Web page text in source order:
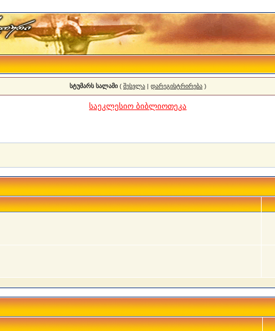
სტუმარს სალამი( შესვლა| დარეგისტრირება)
საეკლესიო ბიბლიოთეკა